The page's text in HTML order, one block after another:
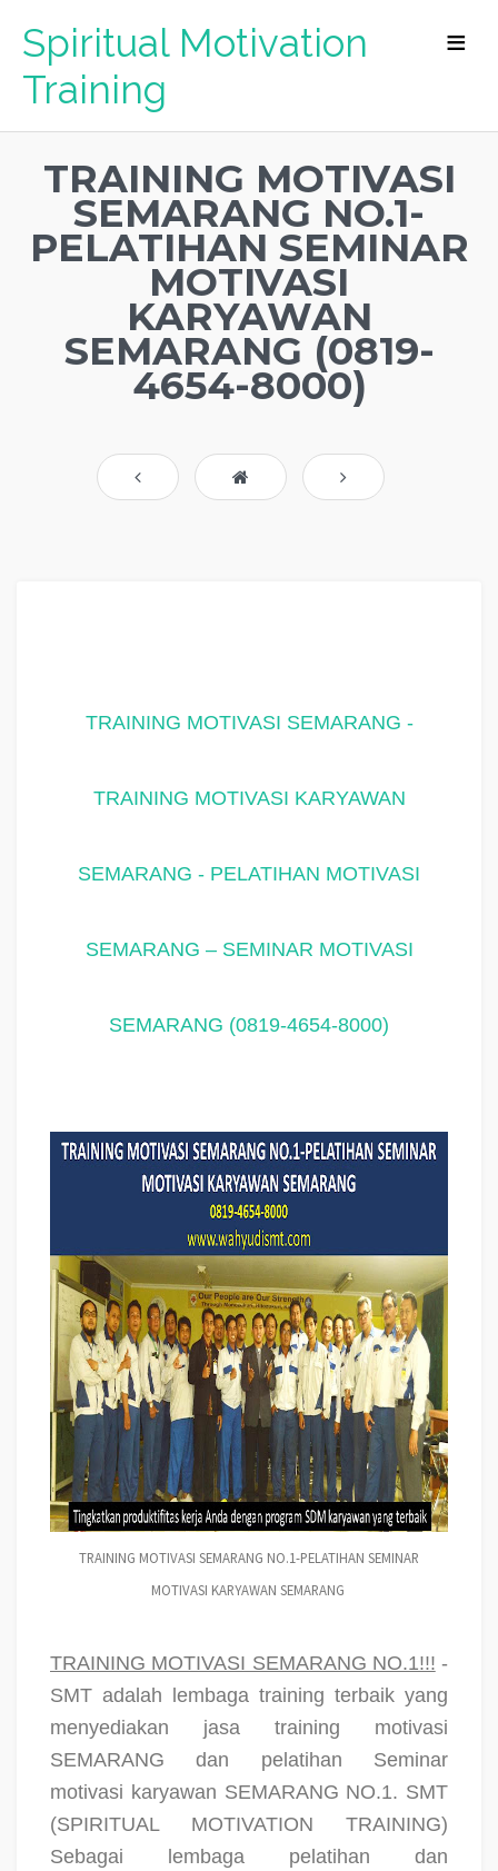
Spiritual Motivation
Training
TRAINING MOTIVASI
SEMARANG NO.1-
PELATIHAN SEMINAR
MOTIVASI
KARYAWAN
SEMARANG (0819-
4654-8000)
TRAINING MOTIVASI SEMARANG -
TRAINING MOTIVASI KARYAWAN
SEMARANG - PELATIHAN MOTIVASI
SEMARANG – SEMINAR MOTIVASI
SEMARANG (0819-4654-8000)
TRAINING MOTIVASI SEMARANG NO.1-PELATIHAN SEMINAR
MOTIVASI KARYAWAN SEMARANG
TRAINING MOTIVASI SEMARANG NO.1!!! -
SMT adalah lembaga training terbaik yang
menyediakan jasa training motivasi
SEMARANG dan pelatihan Seminar
motivasi karyawan SEMARANG NO.1. SMT
(SPIRITUAL MOTIVATION TRAINING)
Sebagai lembaga pelatihan dan